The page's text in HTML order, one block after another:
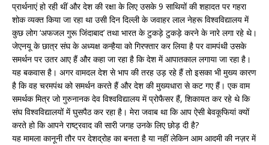
प्रार्थनाएं हो रही थीं और देश की रक्षा के लिए उसके 9 साथियों की शहादत पर गहरा
शोक व्यक्त किया जा रहा था उसी दिन दिल्ली के जवाहर लाल नेहरू विश्वविद्यालय में
कुछ लोग ‘अफजल गुरू जिंदाबाद’ तथा भारत के टुकड़े टुकड़े करने के नारे लगा रहे थे।
जेएनयू के छात्र संघ के अध्यक्ष कन्हैया को गिरफ्तार कर लिया है पर वामपंथी उसके
समर्थन पर उतर आए हैं और कहा जा रहा है कि देश में आपातकाल लगाया जा रहा है।
यह बकवास है। अगर वामदल देश से भाप की तरह उड़ रहे हैं तो इसका भी मुख्य कारण
है कि वह चरमपंथ को समर्थन करते हैं और देश की मुख्यधारा से कट गए हैं। एक वाम
समर्थक मित्र जो गुरुनानक देव विश्वविद्यालय में प्रोफैसर हैं, शिकायत कर रहे थे कि
संघ विश्वविद्यालयों में घुसपैठ कर रहा है। मेरा जवाब था कि आप ऐसी बेवकूफियां क्यों
करते हो कि आपने राष्ट्रवाद की सारी जगह उनके लिए छोड़ दी है?
यह मामला कानूनी तौर पर देशद्रोह का बनता है या नहीं लेकिन आम आदमी की नज़र में